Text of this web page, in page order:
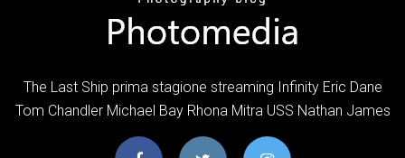
The Last Ship prima stagione streaming Infinity Eric Dane
Tom Chandler Michael Bay Rhona Mitra USS Nathan James